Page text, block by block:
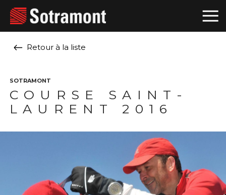
Retour à la liste
SOTRAMONT
COURSE SAINT-
LAURENT 2016